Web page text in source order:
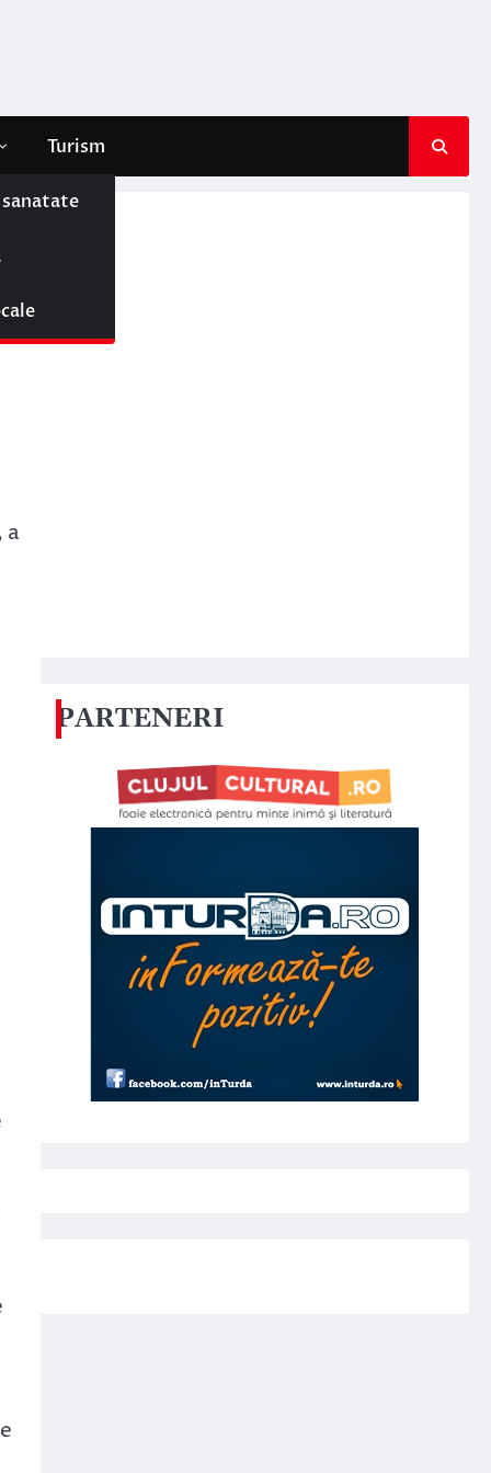
sanatate
Turism
a
PARTENERI